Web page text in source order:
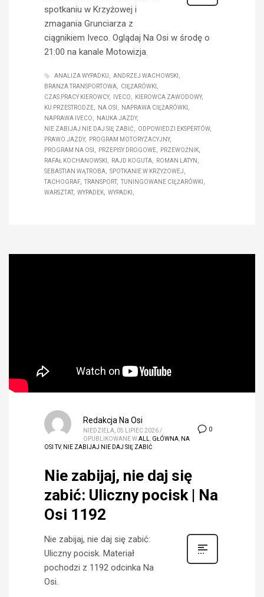
spotkaniu w Krzyżowej i
zmagania Grunciarza z
ciągnikiem Iveco. Oglądaj Na Osi w środę o
21:00 na kanale Motowizja.
ANALIZA WYPADKU
ANDRZEJ WACHOWSKI
BRANŻA TRANSPORTOWA
CIĘŻARÓWKI
CZAS PRACY KIEROWCY
IVECO
KIEROWCA ZAWODOWY
KU PRZESTRODZE
NA OSI
NAPRAWA CIĘŻARÓWKI
NAPRAWA IVECO
NAUKA JAZDY
NIE ZABIJAJ NIE DAJ SIĘ ZABIĆ
ODPOWIEDZI EKSPERTÓW
PRAWO JAZDY
PROGRAM MOTORYZACYJNY
PROGRAM NA OSI
PRZEPISY DROGOWE
PRZEWOŹNIK
RAFAŁ KOCHANOWSKI
RAJD KOGUTA
ROMAN LATYN
SEBASTIAN WĄTROBA
SPOTKANIE W KRZYŻOWEJ
TACHOGRAF
TRANSPORT
TUNINGOWANE CIĘŻARÓWKI
WARSZTAT
WYPADEK WYPADKI
0
Redakcja Na Osi
NIEDZIELA, 05 LIPIEC 2026 /
OPUBLIKOWANE WALL GŁÓWNA NA
OSI TV, NIE ZABIJAJ NIE DAJ SIĘ ZABIĆ
Nie zabijaj, nie daj się
zabić: Uliczny pocisk | Na
Osi 1192
Nie zabijaj, nie daj się zabić:
Uliczny pocisk. Materiał
pochodzi z 1192 odcinka Na
Osi.